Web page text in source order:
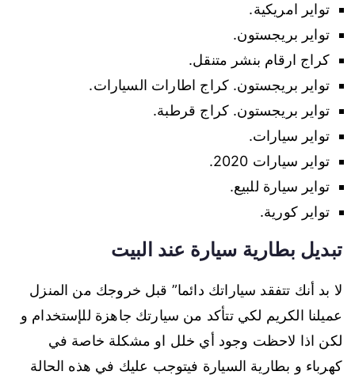
تواير امريكية.
تواير بريجستون.
كراج ارقام بنشر متنقل.
تواير بريجستون. كراج اطارات السيارات.
تواير بريجستون. كراج قرطبة.
تواير سيارات.
تواير سيارات 2020.
تواير سيارة للبيع.
تواير كورية.
تبديل بطارية سيارة عند البيت
لا بد أنك تتفقد سياراتك دائما” قبل خروجك من المنزل
عميلنا الكريم لكي تتأكد من سيارتك جاهزة للإستخدام و
لكن اذا لاحظت وجود أي خلل او مشكلة خاصة في
كهرباء و بطارية السيارة فيتوجب عليك في هذه الحالة